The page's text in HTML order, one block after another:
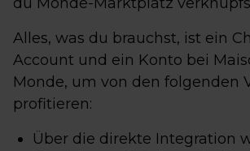
Alles, was du brauchst, ist ein
Account und ein Konto bei
Monde, um von den folgenden
profitieren:
Über die direkte Integration